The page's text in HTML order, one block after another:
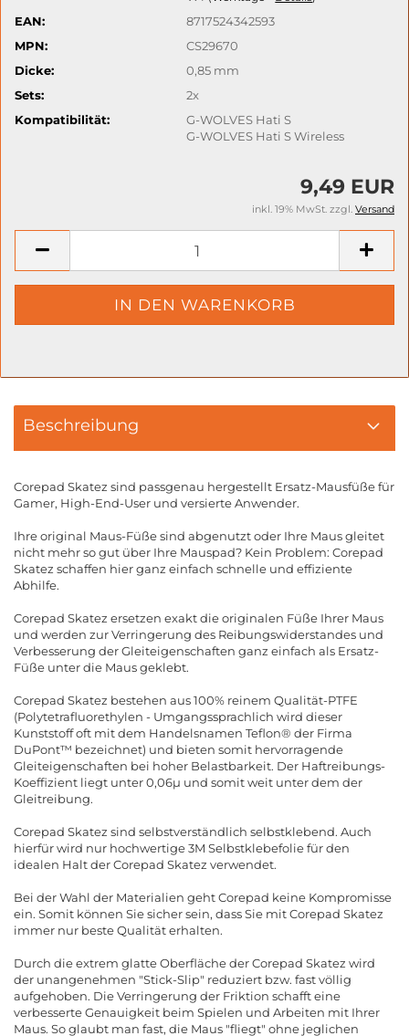
EAN:
8717524342593
MPN:
CS29670
Dicke:
0,85 mm
Sets:
2x
Kompatibilität:
G-WOLVES Hati S
G-WOLVES Hati S Wireless
9,49 EUR
inkl. 19% MwSt. zzgl. Versand
Beschreibung
Corepad Skatez sind passgenau hergestellt Ersatz-Mausfüße für
Gamer, High-End-User und versierte Anwender.
Ihre original Maus-Füße sind abgenutzt oder Ihre Maus gleitet
nicht mehr so gut über Ihre Mauspad? Kein Problem: Corepad
Skatez schaffen hier ganz einfach schnelle und effiziente
Abhilfe.
Corepad Skatez ersetzen exakt die originalen Füße Ihrer Maus
und werden zur Verringerung des Reibungswiderstandes und
Verbesserung der Gleiteigenschaften ganz einfach als Ersatz-
Füße unter die Maus geklebt.
Corepad Skatez bestehen aus 100% reinem Qualität-PTFE
(Polytetrafluorethylen - Umgangssprachlich wird dieser
Kunststoff oft mit dem Handelsnamen Teflon® der Firma
DuPont™ bezeichnet) und bieten somit hervorragende
Gleiteigenschaften bei hoher Belastbarkeit. Der Haftreibungs-
Koeffizient liegt unter 0,06µ und somit weit unter dem der
Gleitreibung.
Corepad Skatez sind selbstverständlich selbstklebend. Auch
hierfür wird nur hochwertige 3M Selbstklebefolie für den
idealen Halt der Corepad Skatez verwendet.
Bei der Wahl der Materialien geht Corepad keine Kompromisse
ein. Somit können Sie sicher sein, dass Sie mit Corepad Skatez
immer nur beste Qualität erhalten.
Durch die extrem glatte Oberfläche der Corepad Skatez wird
der unangenehmen "Stick-Slip" reduziert bzw. fast völlig
aufgehoben. Die Verringerung der Friktion schafft eine
verbesserte Genauigkeit beim Spielen und Arbeiten mit Ihrer
Maus. So glaubt man fast, die Maus "fliegt" ohne jeglichen